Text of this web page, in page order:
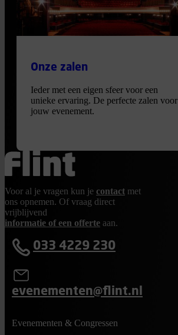
Onze zalen
Ieder met een eigen sfeer voor een
unieke ervaring. De perfecte zalen voor
jouw evenement.
Ga terug naar de homepage
Voor al je vragen kun je contact met
ons opnemen. Of vraag direct
vrijblijvend
informatie of een offerte aan.
033 4229 230
evenementen@flint.nl
Evenementen & Congressen